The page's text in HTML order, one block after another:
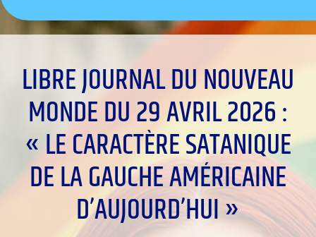
LIBRE JOURNAL DU NOUVEAU
MONDE DU 29 AVRIL 2026 :
« LE CARACTÈRE SATANIQUE
DE LA GAUCHE AMÉRICAINE
D’AUJOURD’HUI »